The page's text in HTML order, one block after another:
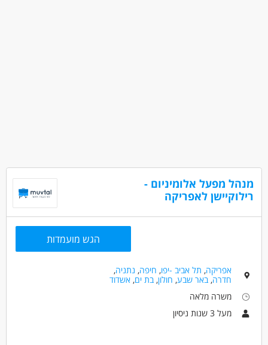
מנהל מפעל אלומיניום -
רילוקיישן לאפריקה
הגש מועמדות
אפריקה, תל אביב -יפו, חיפה, נתניה,
חדרה,באר שבע, חולון,בת ים,אשדוד
משרה מלאה
מעל 3 שנות ניסיון